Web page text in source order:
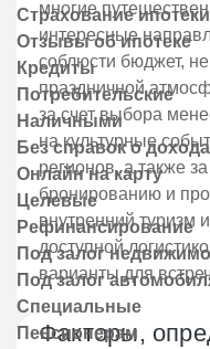
Страхование ипотеки
Отзывы об ипотеке
Кредиты
Потребительские
Наличными
Без справок о
Онлайн на карту
Целевые
Рефинансирование
Под залог
Под залог
Специальные
Пенсионерам
многие
интересные
соблюсти бюджет,
праздничной
за счет выбора
на культурные
регионов, а также
бронированию и
внутренний туризм
доступной
варианты для
Факторы,